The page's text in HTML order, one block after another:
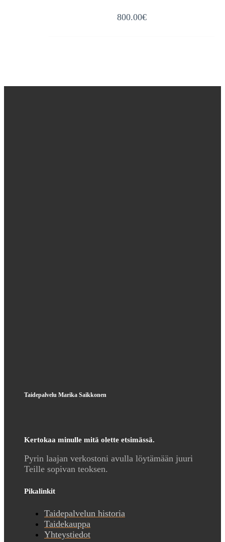
800.00€
Taidepalvelu Marika Saikkonen
Kertokaa minulle mitä olette etsimässä.
Pyrin laajan verkostoni avulla löytämään juuri
Teille sopivan teoksen.
Pikalinkit
Taidepalvelun historia
Taidekauppa
Yhteystiedot